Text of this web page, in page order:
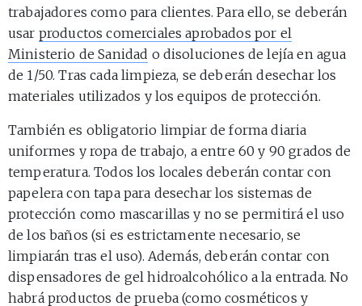
trabajadores como para clientes. Para ello, se deberán
usar productos comerciales aprobados por el
Ministerio de Sanidad o disoluciones de lejía en agua
de 1/50. Tras cada limpieza, se deberán desechar los
materiales utilizados y los equipos de protección.
También es obligatorio limpiar de forma diaria
uniformes y ropa de trabajo, a entre 60 y 90 grados de
temperatura. Todos los locales deberán contar con
papelera con tapa para desechar los sistemas de
protección como mascarillas y no se permitirá el uso
de los baños (si es estrictamente necesario, se
limpiarán tras el uso). Además, deberán contar con
dispensadores de gel hidroalcohólico a la entrada. No
habrá productos de prueba (como cosméticos y